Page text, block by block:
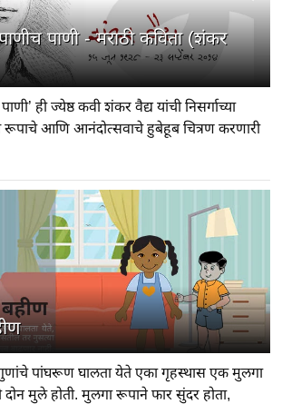
पाणी - मराठी कविता (शंकर
ही ज्येष्ठ कवी शंकर वैद्य यांची निसर्गाच्या
रूपाचे आणि आनंदोत्सवाचे हुबेहूब चित्रण करणारी
पांघरूण घालता येते एका गृहस्थास एक मुलगा
मुले होती. मुलगा रूपाने फार सुंदर होता,